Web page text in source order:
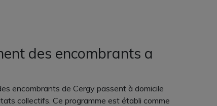
des encombrants a
encombrants de Cergy passent à domicile
collectifs. Ce programme est établi comme